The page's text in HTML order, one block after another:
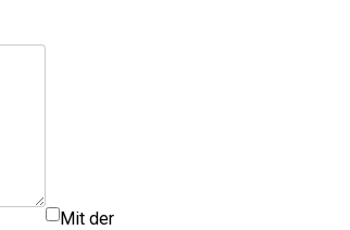
Mit der